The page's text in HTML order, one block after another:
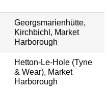
Georgsmarienhütte,
Kirchbichl, Market
Harborough
Hetton-Le-Hole (Tyne
& Wear), Market
Harborough